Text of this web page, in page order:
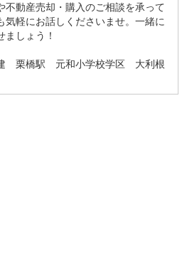
不動産売却・購入のご相談を承って
気軽にお話しくださいませ。一緒に
しょう！
栗橋駅 元和小学校学区 大利根